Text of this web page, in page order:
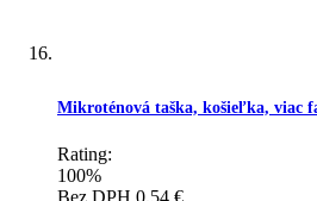
Mikroténová taška, košieľka, viac
Rating:
100%
Bez DPH 0,54 €